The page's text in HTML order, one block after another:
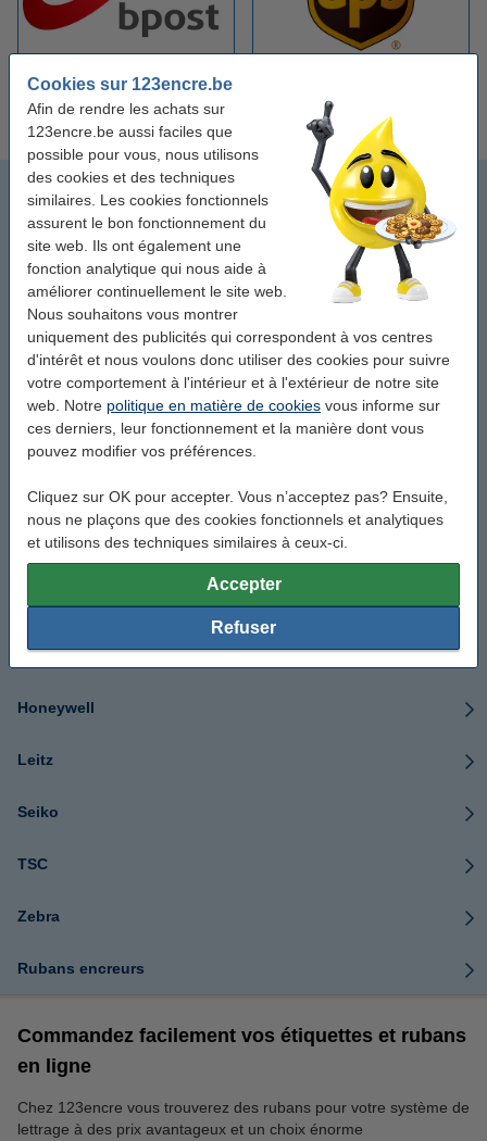
Cookies sur 123encre.be
Afin de rendre les achats sur
123encre.be aussi faciles que
possible pour vous, nous utilisons
des cookies et des techniques
similaires. Les cookies fonctionnels
assurent le bon fonctionnement du
site web. Ils ont également une
fonction analytique qui nous aide à
améliorer continuellement le site web.
Nous souhaitons vous montrer
uniquement des publicités qui correspondent à vos centres
d'intérêt et nous voulons donc utiliser des cookies pour suivre
votre comportement à l'intérieur et à l'extérieur de notre site
web. Notre politique en matière de cookies vous informe sur
ces derniers, leur fonctionnement et la manière dont vous
pouvez modifier vos préférences.
Cliquez sur OK pour accepter. Vous n’acceptez pas? Ensuite,
nous ne plaçons que des cookies fonctionnels et analytiques
et utilisons des techniques similaires à ceux-ci.
Accepter
Refuser
Bpost étiquettes
d'expédition
d'expédition
123encre
Étiquettes code-barres
Étiquettes pour badges nominatifs
Étiquettes d'expédition
Brother
Casio
Citizen
Dymo
Epson
Honeywell
Leitz
Seiko
TSC
Zebra
Rubans encreurs
Commandez facilement vos étiquettes et rubans
en ligne
Chez 123encre vous trouverez des rubans pour votre système de
lettrage à des prix avantageux et un choix énorme